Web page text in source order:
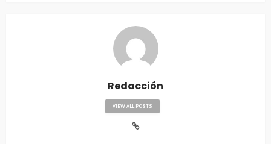
Redacción
VIEW ALL POSTS